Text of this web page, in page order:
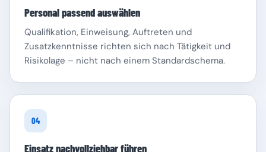
Personal passend auswählen
Qualifikation, Einweisung, Auftreten und
Zusatzkenntnisse richten sich nach Tätigkeit und
Risikolage – nicht nach einem Standardschema.
04
Einsatz nachvollziehbar führen